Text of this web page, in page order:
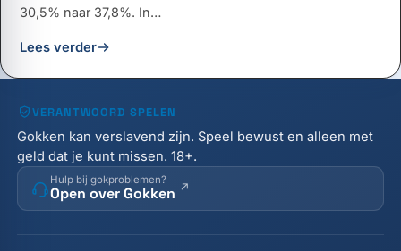
30,5% naar 37,8%. In…
Lees verder
VERANTWOORD SPELEN
Gokken kan verslavend zijn. Speel bewust en alleen met
geld dat je kunt missen. 18+.
Hulp bij gokproblemen?
Open over Gokken